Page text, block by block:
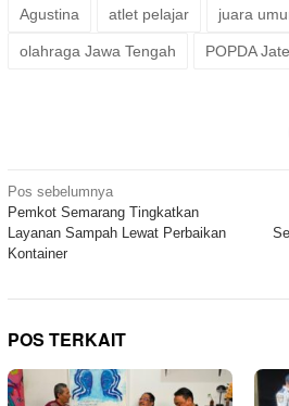
Agustina atlet pelajar juara
olahraga Jawa Tengah POPDA
Navigasi
pos
Pos sebelumnya
Pemkot Semarang Tingkatkan
Layanan Sampah Lewat Perbaikan
Kontainer
POS TERKAIT